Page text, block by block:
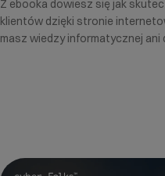
Z ebooka dowiesz się jak
klientów dzięki stronie
masz wiedzy informatycznej ani